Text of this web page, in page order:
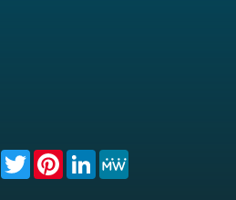
FacebookTwitterPinterest
LinkedIn